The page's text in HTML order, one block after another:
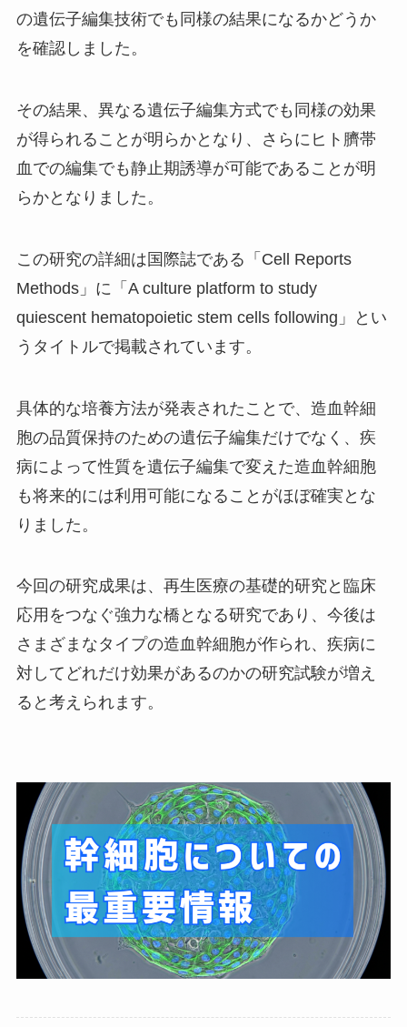
の遺伝子編集技術でも同様の結果になるかどうか
を確認しました。
その結果、異なる遺伝子編集方式でも同様の効果
が得られることが明らかとなり、さらにヒト臍帯
血での編集でも静止期誘導が可能であることが明
らかとなりました。
この研究の詳細は国際誌である「Cell Reports
Methods」に「A culture platform to study
quiescent hematopoietic stem cells following」とい
うタイトルで掲載されています。
具体的な培養方法が発表されたことで、造血幹細
胞の品質保持のための遺伝子編集だけでなく、疾
病によって性質を遺伝子編集で変えた造血幹細胞
も将来的には利用可能になることがほぼ確実とな
りました。
今回の研究成果は、再生医療の基礎的研究と臨床
応用をつなぐ強力な橋となる研究であり、今後は
さまざまなタイプの造血幹細胞が作られ、疾病に
対してどれだけ効果があるのかの研究試験が増え
ると考えられます。